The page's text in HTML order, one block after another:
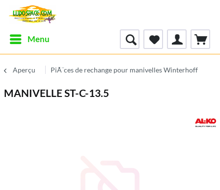
Menu
Aperçu PiÃ¨ces de rechange pour manivelles Winterhoff
MANIVELLE ST-C-13.5